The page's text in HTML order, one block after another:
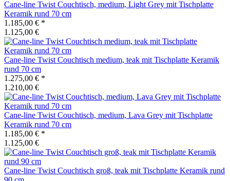
Cane-line Twist Couchtisch, medium, Light Grey mit Tischplatte
Keramik rund 70 cm
1.185,00 € *
1.125,00 €
Cane-line Twist Couchtisch medium, teak mit Tischplatte Keramik
rund 70 cm
1.275,00 € *
1.210,00 €
Cane-line Twist Couchtisch, medium, Lava Grey mit Tischplatte
Keramik rund 70 cm
1.185,00 € *
1.125,00 €
Cane-line Twist Couchtisch groß, teak mit Tischplatte Keramik rund